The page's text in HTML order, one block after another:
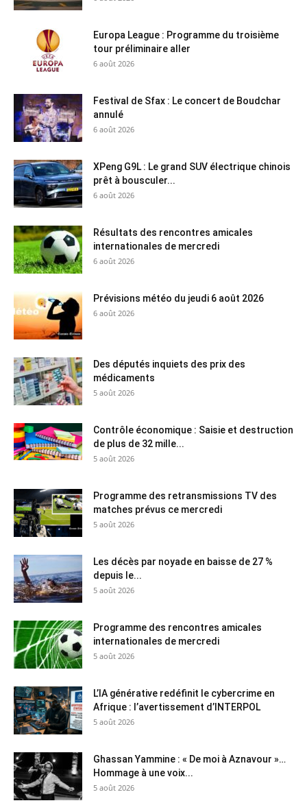
Europa League : Programme du troisième
tour préliminaire aller
6 août 2026
Festival de Sfax : Le concert de Boudchar
annulé
6 août 2026
XPeng G9L : Le grand SUV électrique chinois
prêt à bousculer...
6 août 2026
Résultats des rencontres amicales
internationales de mercredi
6 août 2026
Prévisions météo du jeudi 6 août 2026
6 août 2026
Des députés inquiets des prix des
médicaments
5 août 2026
Contrôle économique : Saisie et destruction
de plus de 32 mille...
5 août 2026
Programme des retransmissions TV des
matches prévus ce mercredi
5 août 2026
Les décès par noyade en baisse de 27 %
depuis le...
5 août 2026
Programme des rencontres amicales
internationales de mercredi
5 août 2026
L’IA générative redéfinit le cybercrime en
Afrique : l’avertissement d’INTERPOL
5 août 2026
Ghassan Yammine : « De moi à Aznavour »…
Hommage à une voix...
5 août 2026